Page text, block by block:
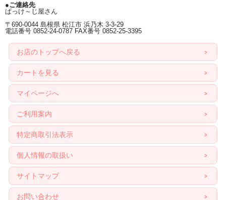
●ご連絡先
ぱっけ～じ屋さん
〒690-0044 島根県 松江市 浜乃木 3-3-29
電話番号 0852-24-0787 FAX番号 0852-25-3395
お店のトップへ戻る
カートを見る
マイページへ
ご利用案内
特定商取引法表示
個人情報の取扱い
サイトマップ
お問い合わせ